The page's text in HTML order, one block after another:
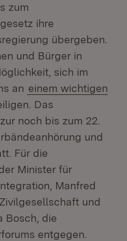
zum
ihre
übergeben.
und Bürger in
sich im
an einem wichtigen
Das
noch bis zum 22.
und
Für die
Minister für
Manfred
und
Bosch, die
entgegen.